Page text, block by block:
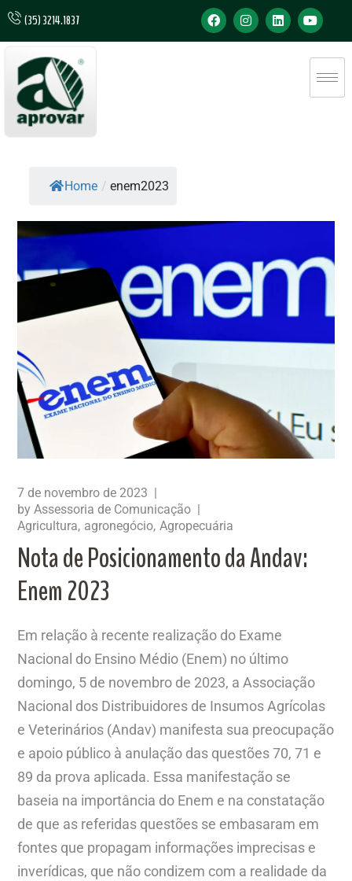
(35) 3214.1837
Home / enem2023
7 de novembro de 2023
byAssessoria de Comunicação
Agricultura agronegócio Agropecuária
Nota de Posicionamento da Andav:
Enem 2023
Em relação à recente realização do Exame
Nacional do Ensino Médio (Enem) no último
domingo, 5 de novembro de 2023, a Associação
Nacional dos Distribuidores de Insumos Agrícolas
e Veterinários (Andav) manifesta sua preocupação
e apoio público à anulação das questões 70, 71 e
89 da prova aplicada. Essa manifestação se
baseia na importância do Enem e na constatação
de que as referidas questões se embasaram em
fontes que propagam informações imprecisas e
inverídicas, que não condizem com a realidade da